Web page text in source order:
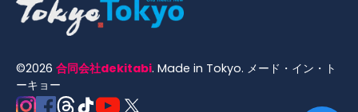
©2026 合同会社dekitabi. Made in Tokyo. メード・イン・ト
ーキョー